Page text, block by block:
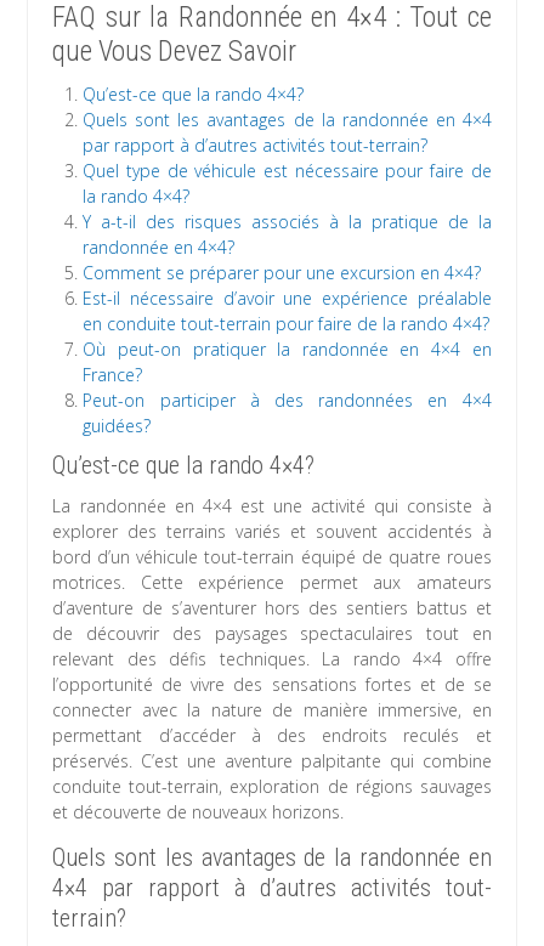
FAQ sur la Randonnée en 4×4 : Tout ce
que Vous Devez Savoir
Qu’est-ce que la rando 4×4?
Quels sont les avantages de la randonnée en 4×4
par rapport à d’autres activités tout-terrain?
Quel type de véhicule est nécessaire pour faire de
la rando 4×4?
Y a-t-il des risques associés à la pratique de la
randonnée en 4×4?
Comment se préparer pour une excursion en 4×4?
Est-il nécessaire d’avoir une expérience préalable
en conduite tout-terrain pour faire de la rando 4×4?
Où peut-on pratiquer la randonnée en 4×4 en
France?
Peut-on participer à des randonnées en 4×4
guidées?
Qu’est-ce que la rando 4×4?
La randonnée en 4×4 est une activité qui consiste à
explorer des terrains variés et souvent accidentés à
bord d’un véhicule tout-terrain équipé de quatre roues
motrices. Cette expérience permet aux amateurs
d’aventure de s’aventurer hors des sentiers battus et
de découvrir des paysages spectaculaires tout en
relevant des défis techniques. La rando 4×4 offre
l’opportunité de vivre des sensations fortes et de se
connecter avec la nature de manière immersive, en
permettant d’accéder à des endroits reculés et
préservés. C’est une aventure palpitante qui combine
conduite tout-terrain, exploration de régions sauvages
et découverte de nouveaux horizons.
Quels sont les avantages de la randonnée en
4×4 par rapport à d’autres activités tout-
terrain?